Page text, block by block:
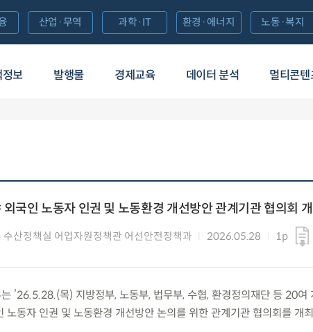
정보 발행물 경제교육 데이터 분석 멀티콘텐
산업·무역 과학·IT 환경·에너지 노동·복지
외국인 노동자 인권 및 노동환경 개선방안 관계기관 협의회 개
수산정책실 어업자원정책관 어선안전정책과 2026.05.28 1p
’26.5.28.(목) 지방정부, 노동부, 법무부, 수협, 환경정의재단 등 20여
노동자 인권 및 노동환경 개선방안 논의를 위한 관계기관 협의회를 개